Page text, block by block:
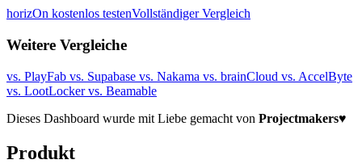
horizOn kostenlos testenVollständiger Vergleich
Weitere Vergleiche
vs. PlayFab vs. Supabase vs. Nakama vs. brainCloud vs. AccelByte
vs. LootLockervs. Beamable
Dieses Dashboard wurde mit Liebe gemacht von Projectmakers♥
Produkt